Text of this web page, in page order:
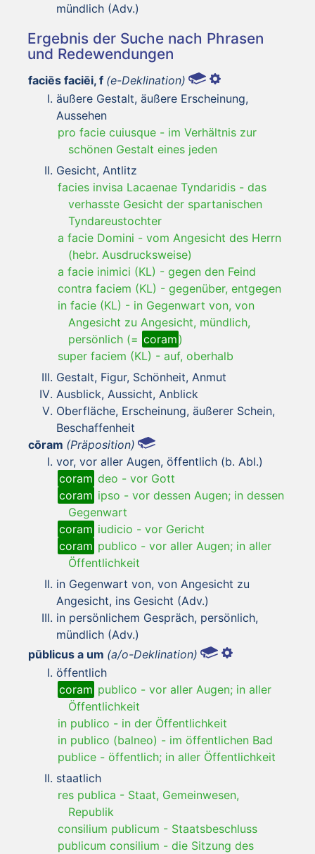
mündlich (Adv.)
Ergebnis der Suche nach Phrasen
und Redewendungen
faciēs faciēi, f (e-Deklination)
äußere Gestalt, äußere Erscheinung,
Aussehen
pro facie cuiusque - im Verhältnis zur
schönen Gestalt eines jeden
Gesicht, Antlitz
facies invisa Lacaenae Tyndaridis - das
verhasste Gesicht der spartanischen
Tyndareustochter
a facie Domini - vom Angesicht des Herrn
(hebr. Ausdrucksweise)
a facie inimici (KL) - gegen den Feind
contra faciem (KL) - gegenüber, entgegen
in facie (KL) - in Gegenwart von, von
Angesicht zu Angesicht, mündlich,
persönlich (= coram )
super faciem (KL) - auf, oberhalb
Gestalt, Figur, Schönheit, Anmut
Ausblick, Aussicht, Anblick
Oberfläche, Erscheinung, äußerer Schein,
Beschaffenheit
cōram (Präposition)
vor, vor aller Augen, öffentlich (b. Abl.)
coram deo - vor Gott
coram ipso - vor dessen Augen; in dessen
Gegenwart
coram iudicio - vor Gericht
coram publico - vor aller Augen; in aller
Öffentlichkeit
in Gegenwart von, von Angesicht zu
Angesicht, ins Gesicht (Adv.)
in persönlichem Gespräch, persönlich,
mündlich (Adv.)
pūblicus a um (a/o-Deklination)
öffentlich
coram publico - vor aller Augen; in aller
Öffentlichkeit
in publico - in der Öffentlichkeit
in publico (balneo) - im öffentlichen Bad
publice - öffentlich; in aller Öffentlichkeit
staatlich
res publica - Staat, Gemeinwesen,
Republik
consilium publicum - Staatsbeschluss
publicum consilium - die Sitzung des